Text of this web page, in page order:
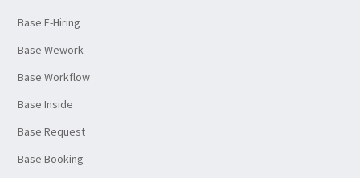
Base E-Hiring
Base Wework
Base Workflow
Base Inside
Base Request
Base Booking